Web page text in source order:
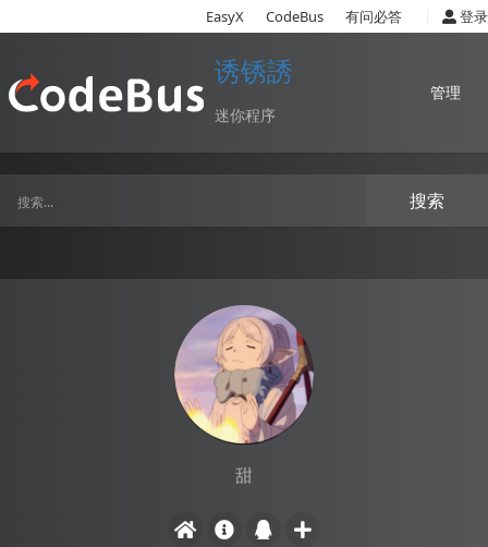
EasyX CodeBus 有问必答 登录
诱锈誘
迷你程序
管理
甜
搜索